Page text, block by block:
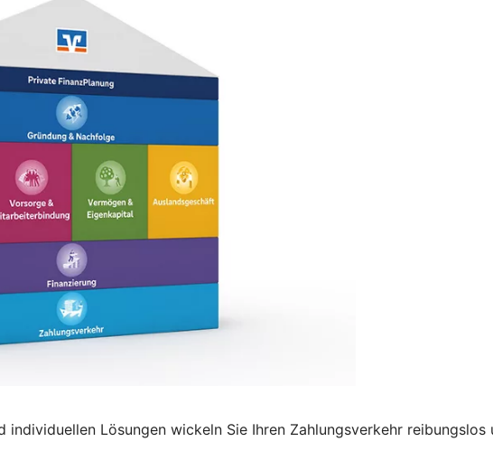
individuellen Lösungen wickeln Sie Ihren Zahlungsverkehr reibungslos